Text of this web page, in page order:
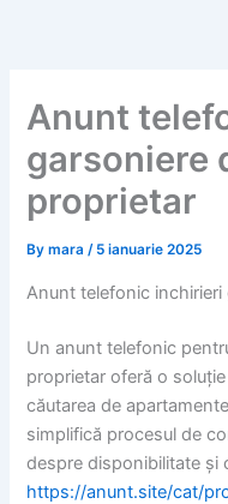
Anunt
garsoniere
proprietar
Bymara/ 5 ianuarie 2025
Anunt telefonic
Un anunt telefonic
proprietar oferă o
căutarea de
simplifică procesul de
despre disponibilitate
https://anunt.site/cat/